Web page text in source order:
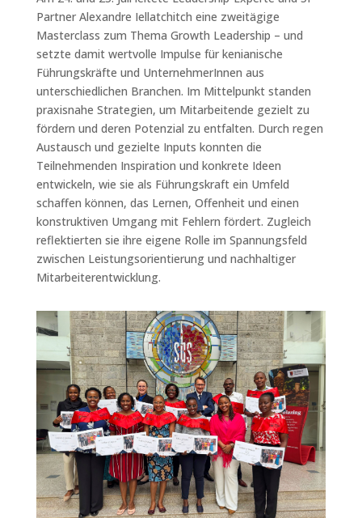
Partner Alexandre Iellatchitch eine zweitägige
Masterclass zum Thema Growth Leadership – und
setzte damit wertvolle Impulse für kenianische
Führungskräfte und UnternehmerInnen aus
unterschiedlichen Branchen. Im Mittelpunkt standen
praxisnahe Strategien, um Mitarbeitende gezielt zu
fördern und deren Potenzial zu entfalten. Durch regen
Austausch und gezielte Inputs konnten die
Teilnehmenden Inspiration und konkrete Ideen
entwickeln, wie sie als Führungskraft ein Umfeld
schaffen können, das Lernen, Offenheit und einen
konstruktiven Umgang mit Fehlern fördert. Zugleich
reflektierten sie ihre eigene Rolle im Spannungsfeld
zwischen Leistungsorientierung und nachhaltiger
Mitarbeiterentwicklung.